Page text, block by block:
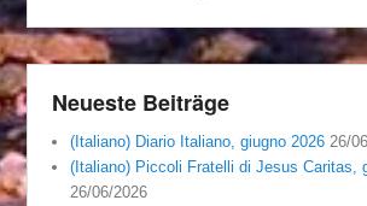
Neueste Beiträge
(Italiano) Diario Italiano, giugno 2026 26/
(Italiano) Piccoli Fratelli di Jesus Caritas,
26/06/2026